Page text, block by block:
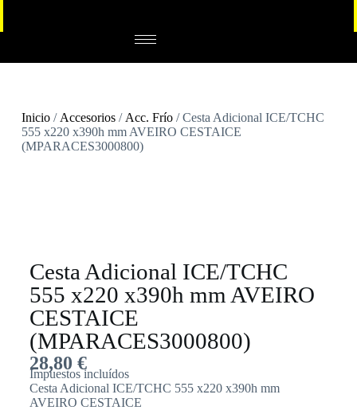
Inicio/ Accesorios/ Acc. Frío/ Cesta Adicional ICE/TCHC
555 x220 x390h mm AVEIRO CESTAICE
(MPARACES3000800)
Cesta Adicional ICE/TCHC
555 x220 x390h mm AVEIRO
CESTAICE
(MPARACES3000800)
28,80 €
Impuestos incluídos
Cesta Adicional ICE/TCHC 555 x220 x390h mm
AVEIRO CESTAICE